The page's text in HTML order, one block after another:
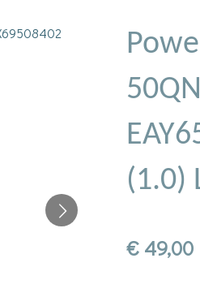
(1.0)
€ 49,00